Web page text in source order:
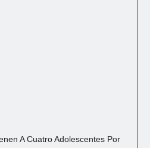
A Cuatro Adolescentes Por